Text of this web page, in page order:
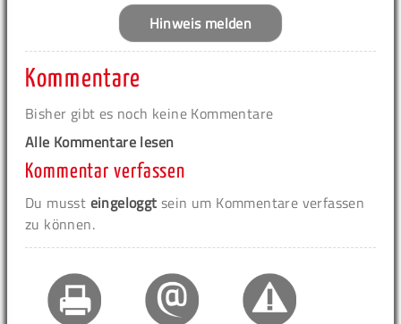
Hinweis melden
Kommentare
Bisher gibt es noch keine Kommentare
Alle Kommentare lesen
Kommentar verfassen
Du musst eingeloggt sein um Kommentare verfassen
zu können.